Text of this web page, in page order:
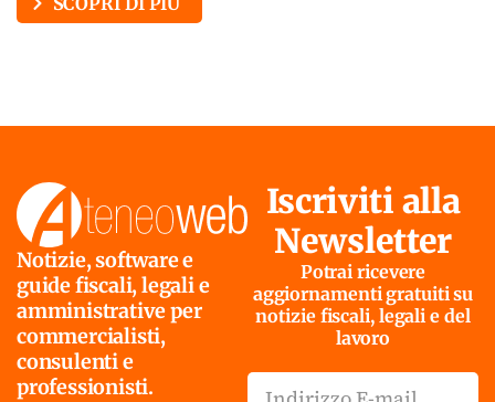
Notizie, software e
guide fiscali, legali e
amministrative per
commercialisti,
consulenti e
professionisti.
Iscriviti alla
Newsletter
Potrai ricevere
aggiornamenti gratuiti su
notizie fiscali, legali e del
lavoro